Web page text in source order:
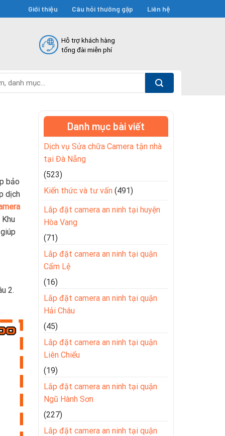
Giới thiệu Câu hỏi thường gặp Liên hệ
Hỗ trợ khách hàng
tổng đài miễn phí
bảo
dịch
2.
Danh mục bài viết
Dịch vụ Sửa chữa Camera tận nhà
tại Đà Nẵng
(523)
Kiến thức và tư vấn (491)
Lắp đặt camera an ninh tại huyện
Hòa Vang
(71)
Lắp đặt camera an ninh tại quận
Cẩm Lệ
(16)
Lắp đặt camera an ninh tại quận
Hải Châu
(45)
Lắp đặt camera an ninh tại quận
Liên Chiểu
(19)
Lắp đặt camera an ninh tại quận
Ngũ Hành Sơn
(227)
Lắp đặt camera an ninh tại quận